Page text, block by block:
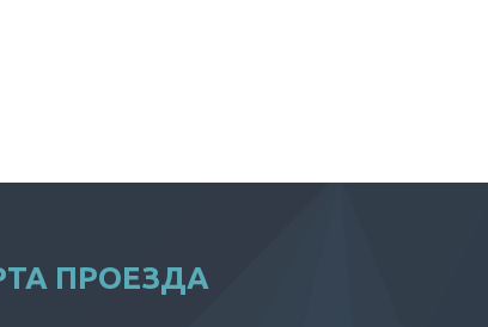
ПРОЕЗДА